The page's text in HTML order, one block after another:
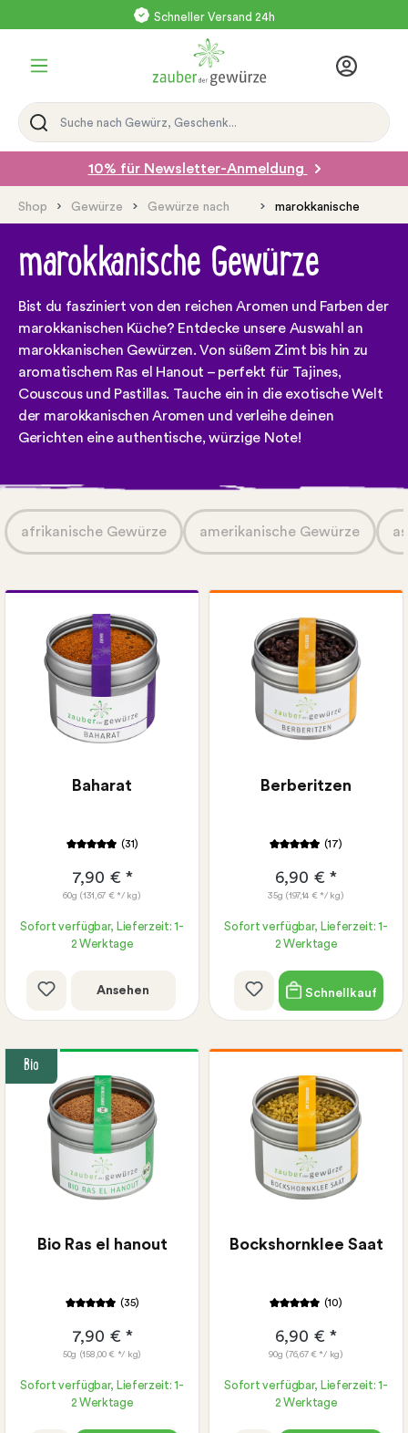
Schneller Versand 24h
Versand mit DHL
10% für Newsletter-Anmeldung
Shop Gewürze
Gewürze nach
marokkanische
marokkanische Gewürze
Bist du fasziniert von den reichen Aromen und Farben der
marokkanischen Küche? Entdecke unsere Auswahl an
marokkanischen Gewürzen. Von süßem Zimt bis hin zu
aromatischem Ras el Hanout – perfekt für Tajines,
Couscous und Pastillas. Tauche ein in die exotische Welt
der marokkanischen Aromen und verleihe deinen
Gerichten eine authentische, würzige Note!
afrikanische Gewürze amerikanische Gewürze
Gratis Rezeptkarte wählbar:
Orientalischer Thunfisch
Rinder-Pilaf mit Minz-
Baharat
(31)
7,90 € *
60g (131,67 € */ kg)
Sofort verfügbar, Lieferzeit: 1-
2 Werktage
Ansehen
Berberitzen
(17)
6,90 € *
35g (197,14 € */ kg)
Sofort verfügbar, Lieferzeit: 1-
2 Werktage
Schnellkauf
Bio
Bio Ras el hanout
(35)
7,90 € *
50g (158,00 € */ kg)
Sofort verfügbar, Lieferzeit: 1-
2 Werktage
Bockshornklee Saat
(10)
6,90 € *
90g (76,67 € */ kg)
Sofort verfügbar, Lieferzeit: 1-
2 Werktage